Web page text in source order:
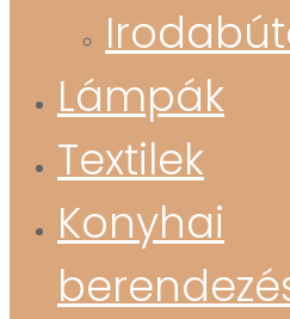
Lámpák
Textilek
Konyhai